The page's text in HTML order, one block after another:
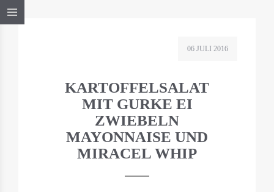
06 JULI 2016
KARTOFFELSALAT
MIT GURKE EI
ZWIEBELN
MAYONNAISE UND
MIRACEL WHIP